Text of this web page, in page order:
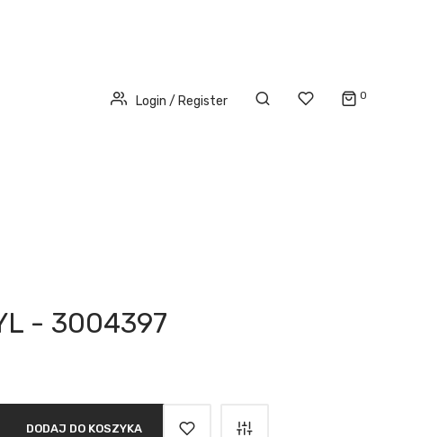
Login / Register 0
- 3004397
DODAJ DO KOSZYKA